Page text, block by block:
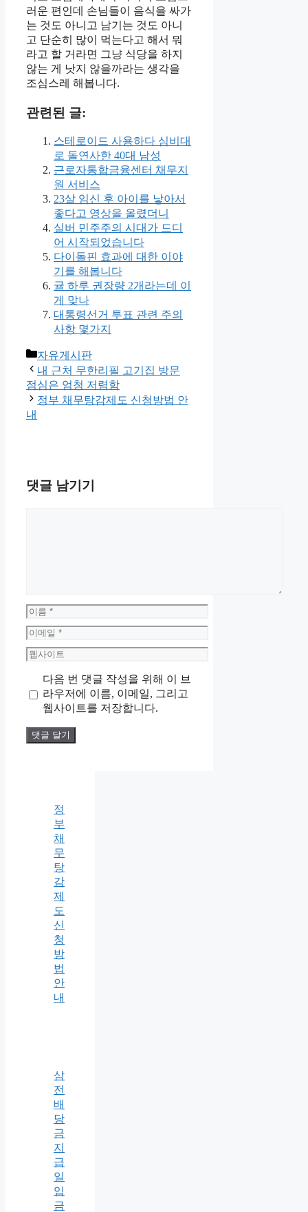
러운 편인데 손님들이 음식을 싸가
는 것도 아니고 남기는 것도 아니
고 단순히 많이 먹는다고 해서 뭐
라고 할 거라면 그냥 식당을 하지
않는 게 낫지 않을까라는 생각을
조심스레 해봅니다.
관련된 글:
스테로이드 사용하다 심비대
로 돌연사한 40대 남성
근로자통합금융센터 채무지
원 서비스
23살 임신 후 아이를 낳아서
좋다고 영상을 올렸더니
실버 민주주의 시대가 드디
어 시작되었습니다
다이돌핀 효과에 대한 이야
기를 해봅니다
귤 하루 권장량 2개라는데 이
게 맞나
대통령선거 투표 관련 주의
사항 몇가지
카
테
고
리
자유게시판
내 근처 무한리필 고기집 방문
점심은 엄청 저렴함
정부 채무탕감제도 신청방법 안
내
댓글 남기기
이
름
이
메
일
웹
트
다음 번 댓글 작성을 위해 이 브
라우저에 이름, 이메일, 그리고
웹사이트를 저장합니다.
정
부
채
무
탕
감
제
도
신
청
방
법
안
내
삼
전
배
당
금
지
급
일
입
금